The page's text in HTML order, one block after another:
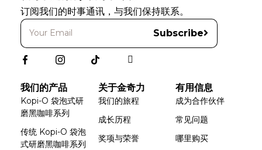
订阅我们的时事通讯，与我们保持联系。
Subscribe
我们的产品
Kopi-O 袋泡式研
磨黑咖啡系列
传统 Kopi-O 袋泡
式研磨黑咖啡系列
关于金奇力
我们的旅程
成长历程
奖项与荣誉
有用信息
成为合作伙伴
常见问题
哪里购买